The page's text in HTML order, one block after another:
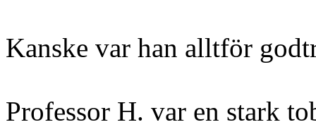
Kanske var han alltför
Professor H. var en stark